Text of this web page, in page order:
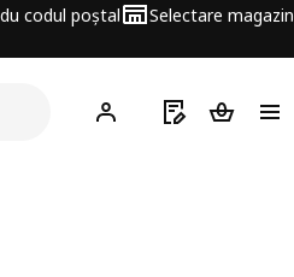
codul poștal Selectare magazin
Hej! Autentifică-te
Listă deCoșul de